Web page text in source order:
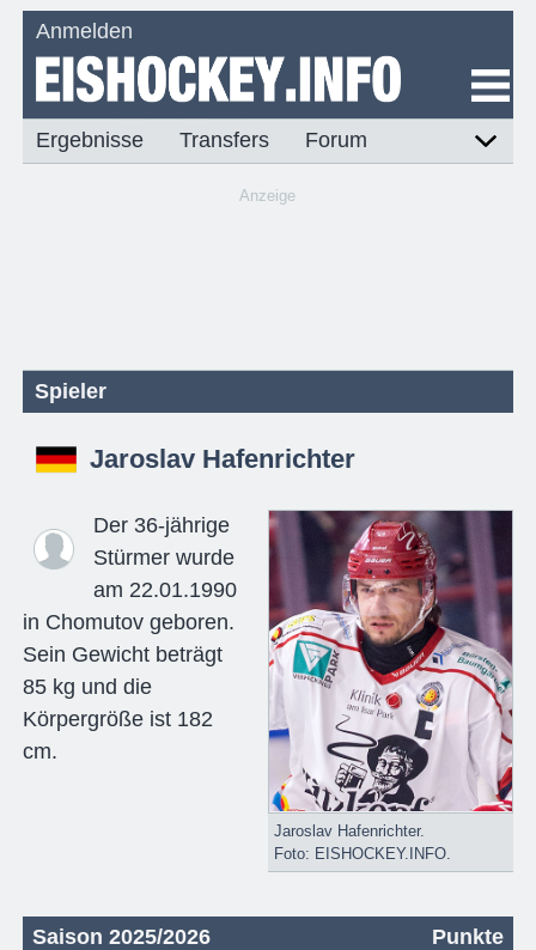
Anmelden
Ergebnisse Transfers Forum
Anzeige
Spieler
Jaroslav Hafenrichter
Jaroslav Hafenrichter.
Foto: EISHOCKEY.INFO.
Der 36-jährige
Stürmer wurde
am 22.01.1990
in Chomutov geboren.
Sein Gewicht beträgt
85 kg und die
Körpergröße ist 182
cm.
Saison 2025/2026 Punkte